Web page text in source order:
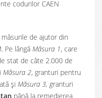
codurilor CAEN
de ajutor din
Pe lângă Măsura 1, care
stat de câte 2.000 de
Măsura 2, granturi pentru
și Măsura 3, granturi
până la remedierea